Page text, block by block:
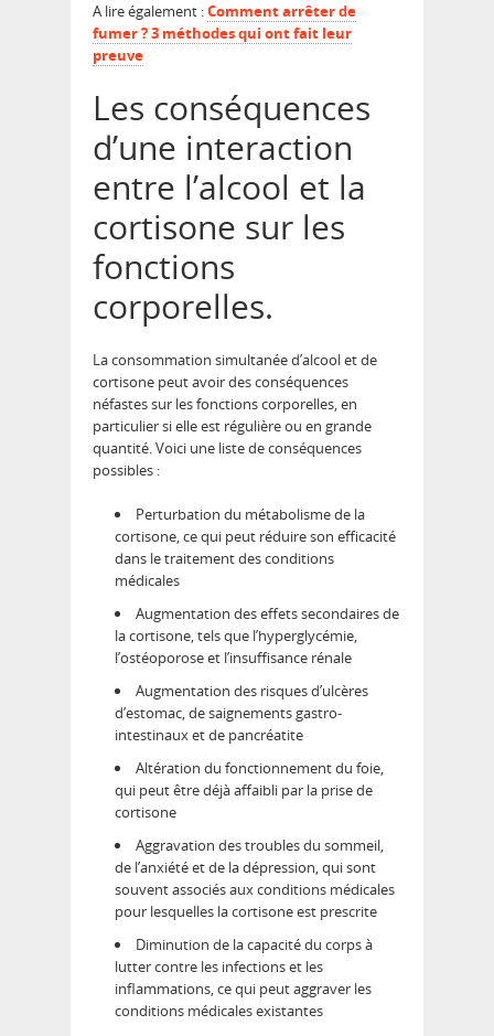
A lire également :Comment arrêter de
fumer ? 3 méthodes qui ont fait leur
preuve
Les conséquences
d’une interaction
entre l’alcool et la
cortisone sur les
fonctions
corporelles.
La consommation simultanée d’alcool et de
cortisone peut avoir des conséquences
néfastes sur les fonctions corporelles, en
particulier si elle est régulière ou en grande
quantité. Voici une liste de conséquences
possibles :
Perturbation du métabolisme de la
cortisone, ce qui peut réduire son efficacité
dans le traitement des conditions
médicales
Augmentation des effets secondaires de
la cortisone, tels que l’hyperglycémie,
l’ostéoporose et l’insuffisance rénale
Augmentation des risques d’ulcères
d’estomac, de saignements gastro-
intestinaux et de pancréatite
Altération du fonctionnement du foie,
qui peut être déjà affaibli par la prise de
cortisone
Aggravation des troubles du sommeil,
de l’anxiété et de la dépression, qui sont
souvent associés aux conditions médicales
pour lesquelles la cortisone est prescrite
Diminution de la capacité du corps à
lutter contre les infections et les
inflammations, ce qui peut aggraver les
conditions médicales existantes